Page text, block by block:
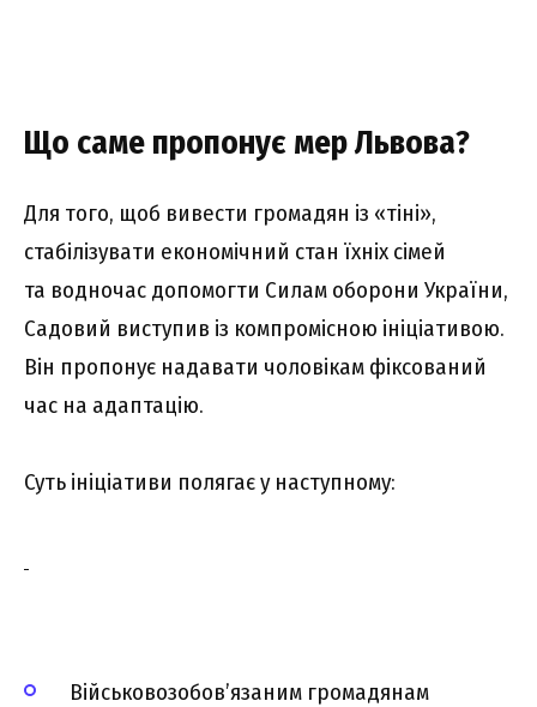
Що саме пропонує мер Львова?
Для того, щоб вивести громадян із «тіні»,
стабілізувати економічний стан їхніх сімей
та водночас допомогти Силам оборони України,
Садовий виступив із компромісною ініціативою.
Він пропонує надавати чоловікам фіксований
час на адаптацію.
Суть ініціативи полягає у наступному:
Військовозобов’язаним громадянам